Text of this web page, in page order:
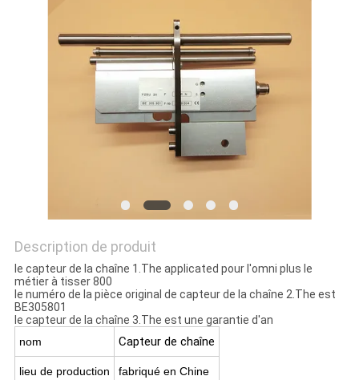
Description de produit
le capteur de la chaîne 1.The applicated pour l'omni plus le
métier à tisser 800
le numéro de la pièce original de capteur de la chaîne 2.The est
BE305801
le capteur de la chaîne 3.The est une garantie d'an
nom
Capteur de chaîne
lieu de production fabriqué en Chine